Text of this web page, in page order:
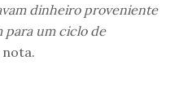
dinheiro proveniente
um ciclo de